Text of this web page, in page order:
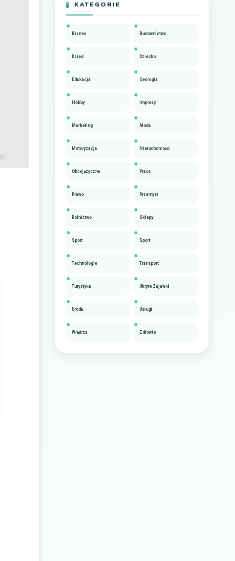
KATEGORIE
Biznes Budownictwo
Dzieci Dziecko
Edukacja Geologia
Hobby Imprezy
Marketing Moda
Motoryzacja Nieruchomości
Obcojęzyczne Praca
Prawo Przemysł
Rolnictwo Sklepy
Sport Sport
Technologie Transport
Turystyka Ukryte Zajawki
Uroda Usługi
Wnętrza Zdrowie